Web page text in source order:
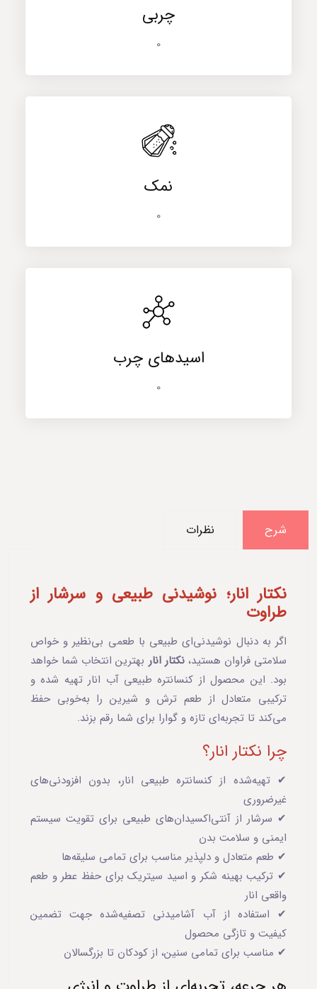
چربی
0
نمک
0
اسیدهای چرب
0
شرح نظرات
نکتار انار؛ نوشیدنی طبیعی و سرشار از
طراوت
اگر به دنبال نوشیدنی‌ای طبیعی با طعمی بی‌نظیر و خواص
سلامتی فراوان هستید،نکتار اناربهترین انتخاب شما خواهد
بود. این محصول از کنسانتره طبیعی آب انار تهیه شده و
ترکیبی متعادل از طعم ترش و شیرین را به‌خوبی حفظ
می‌کند تا تجربه‌ای تازه و گوارا برای شما رقم بزند.
چرا نکتار انار؟
✔ تهیه‌شده از کنسانتره طبیعی انار، بدون افزودنی‌های
غیرضروری
✔ سرشار از آنتی‌اکسیدان‌های طبیعی برای تقویت سیستم
ایمنی و سلامت بدن
✔ طعم متعادل و دلپذیر مناسب برای تمامی سلیقه‌ها
✔ ترکیب بهینه شکر و اسید سیتریک برای حفظ عطر و طعم
واقعی انار
✔ استفاده از آب آشامیدنی تصفیه‌شده جهت تضمین
کیفیت و تازگی محصول
✔ مناسب برای تمامی سنین، از کودکان تا بزرگسالان